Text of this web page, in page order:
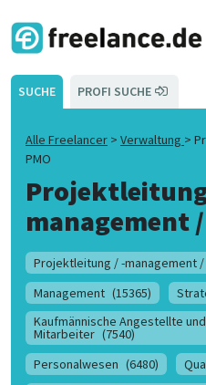
SUCHE PROFI SUCHE
Alle Freelancer > Verwaltung >
PMO
management /
Projektleitung / -management /
Management (15365)
Kaufmännische Angestellte
Mitarbeiter (7540)
Personalwesen (6480)